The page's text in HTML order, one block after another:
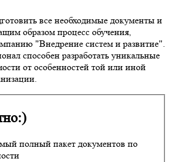
все необходимые документы и
образом процесс обучения,
"Внедрение систем и развитие".
способен разработать уникальные
от особенностей той или иной
полный пакет документов по